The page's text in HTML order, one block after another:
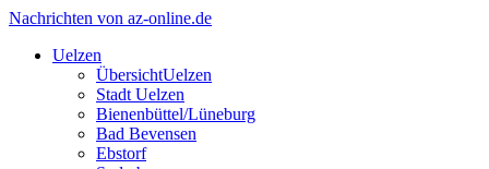
Nachrichten von az-online.de
Uelzen
ÜbersichtUelzen
Stadt Uelzen
Bienenbüttel/Lüneburg
Bad Bevensen
Ebstorf